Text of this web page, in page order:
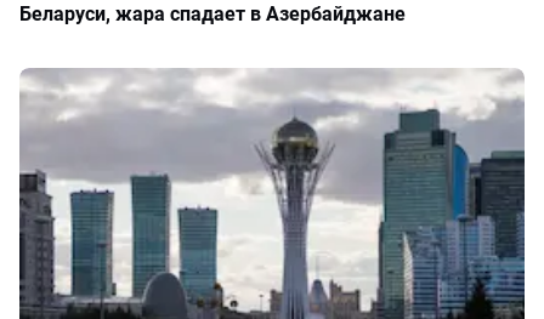
Беларуси, жара спадает в Азербайджане